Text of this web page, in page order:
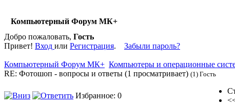
Компьютерный Форум МК+
Добро пожаловать, Гость
Привет! Вход или Регистрация. Забыли пароль?
Компьютерный Форум МК+ Компьютеры и операционные
RE: Фотошоп - вопросы и ответы (1 просматривает) (1) Гость
Избранное: 0